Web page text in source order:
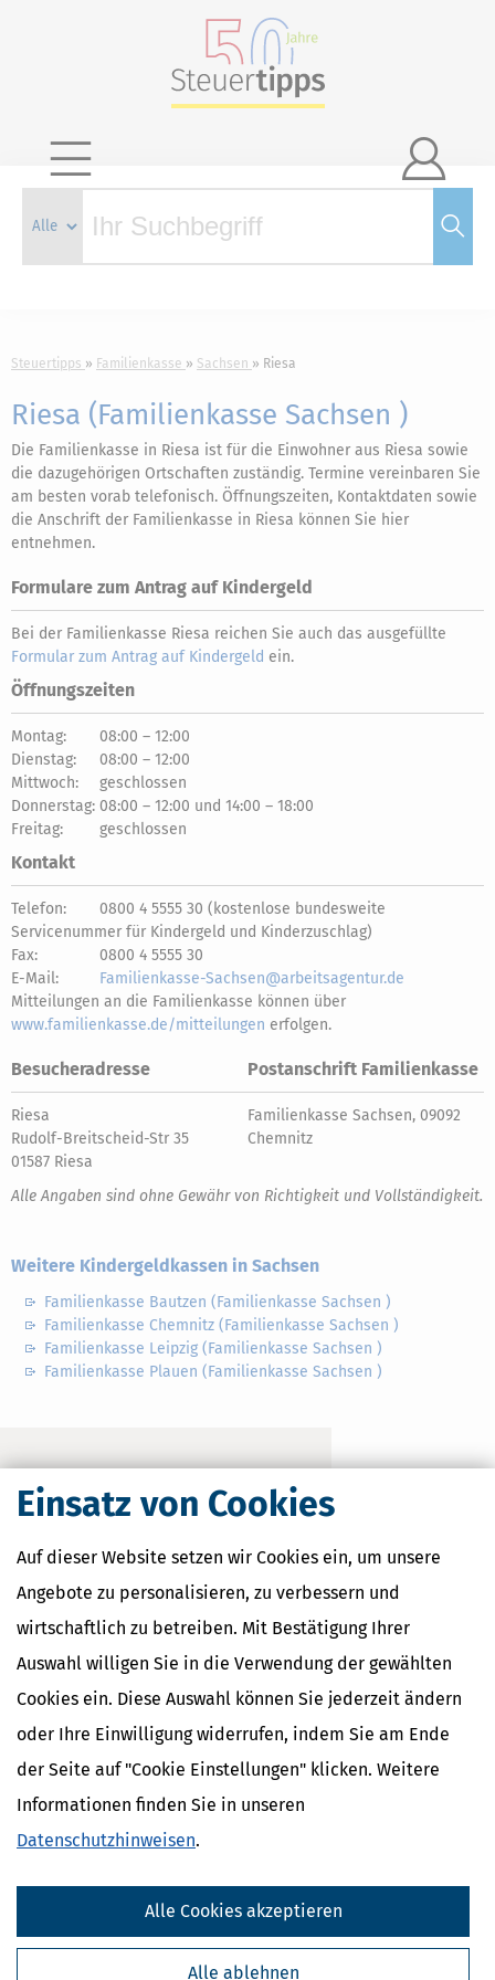
Einsatz von Cookies
Auf dieser Website setzen wir Cookies ein, um unsere
Angebote zu personalisieren, zu verbessern und
wirtschaftlich zu betreiben. Mit Bestätigung Ihrer
Auswahl willigen Sie in die Verwendung der gewählten
Cookies ein. Diese Auswahl können Sie jederzeit ändern
oder Ihre Einwilligung widerrufen, indem Sie am Ende
der Seite auf "Cookie Einstellungen" klicken. Weitere
Informationen finden Sie in unseren
Datenschutzhinweisen.
Alle ablehnen
Alle Cookies akzeptieren

Steuertipps Familienkasse Sachsen Riesa
Riesa (Familienkasse Sachsen )
Die Familienkasse in Riesa ist für die Einwohner aus Riesa sowie
die dazugehörigen Ortschaften zuständig. Termine vereinbaren Sie
am besten vorab telefonisch. Öffnungszeiten, Kontaktdaten sowie
die Anschrift der Familienkasse in Riesa können Sie hier
entnehmen.
Formulare zum Antrag auf Kindergeld
Bei der Familienkasse Riesa reichen Sie auch das ausgefüllte
Formular zum Antrag auf Kindergeld ein.
Öffnungszeiten
Montag:
08:00 – 12:00
Dienstag:
08:00 – 12:00
Mittwoch:
geschlossen
Donnerstag: 08:00 – 12:00 und 14:00 – 18:00
Freitag:
geschlossen
Kontakt
Telefon:
0800 4 5555 30 (kostenlose bundesweite
Servicenummer für Kindergeld und Kinderzuschlag)
Fax:
0800 4 5555 30
E-Mail:
Familienkasse-Sachsen@arbeitsagentur.de
Mitteilungen an die Familienkasse können über
www.familienkasse.de/mitteilungen erfolgen.
Besucheradresse
Riesa
Rudolf-Breitscheid-Str 35
01587 Riesa
Postanschrift Familienkasse
Familienkasse Sachsen, 09092
Chemnitz
Alle Angaben sind ohne Gewähr von Richtigkeit und Vollständigkeit.
Weitere Kindergeldkassen in Sachsen
Familienkasse Bautzen (Familienkasse Sachsen )
Familienkasse Chemnitz (Familienkasse Sachsen )
Familienkasse Leipzig (Familienkasse Sachsen )
Familienkasse Plauen (Familienkasse Sachsen )
Familienkassen
Familienkassen in Sachsen
Nahe Finanzämter
Finanzamt Dresden-Süd
Finanzamt Meißen
Finanzamt Pirna